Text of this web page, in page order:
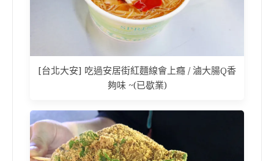
[台北大安] 吃過安居街紅麵線會上癮 / 滷大腸Q香
夠味 ~(已歇業)